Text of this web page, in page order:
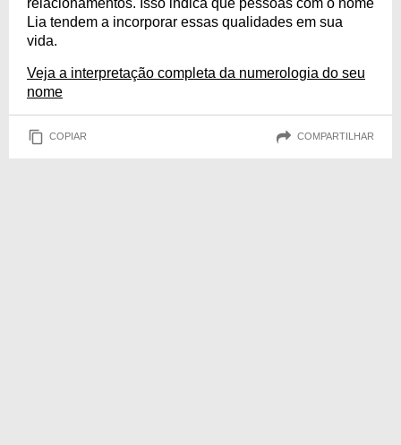
Lia tendem a incorporar essas qualidades em sua
vida.
Veja a interpretação completa da numerologia do seu
nome
COPIAR COMPARTILHAR